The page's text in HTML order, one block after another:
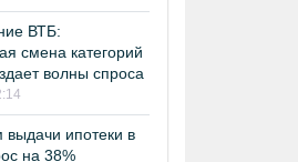
ВТБ:
смена категорий
волны спроса
ипотеки в
на 38%